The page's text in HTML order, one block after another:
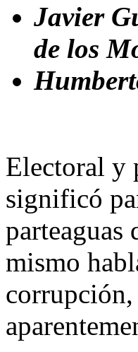
Javier
de los
Electoral y
significó
mismo